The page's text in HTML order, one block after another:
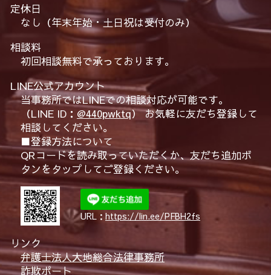
定休日
なし（年末年始・土日祝は受付のみ）
相談料
初回相談無料で承っております。
LINE公式アカウント
当事務所ではLINEでの相談対応が可能です。
（LINE ID： @440pwktq） お気軽に友だち登録して
相談してください。
■登録方法について
QRコードを読み取っていただくか、友だち追加ボ
タンをタップしてご登録ください。
URL： https://lin.ee/PFBH2fs
リンク
弁護士法人大地総合法律事務所
詐欺ポート